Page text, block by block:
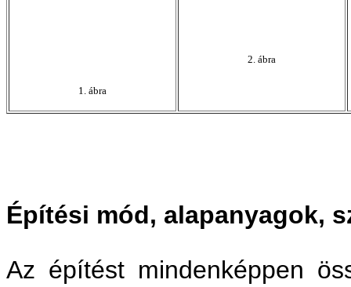
1. ábra
2. ábra
Építési mód, alapanyagok,
Az építést mindenképpen